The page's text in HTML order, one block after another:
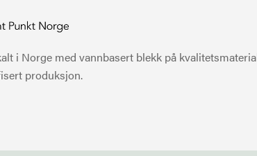
i Norge med vannbasert blekk på
produksjon.